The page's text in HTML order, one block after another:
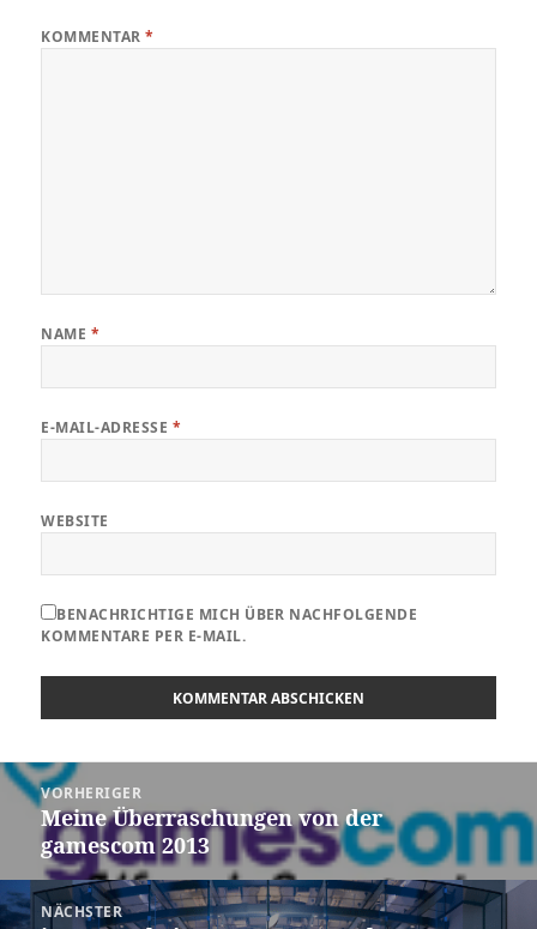
KOMMENTAR*
NAME *
E-MAIL-ADRESSE *
WEBSITE
BENACHRICHTIGE MICH ÜBER NACHFOLGENDE
KOMMENTARE PER E-MAIL.
Beitragsnavigation
VORHERIGER
Vorheriger
Beitrag:
Meine Überraschungen von der
gamescom 2013
NÄCHSTER